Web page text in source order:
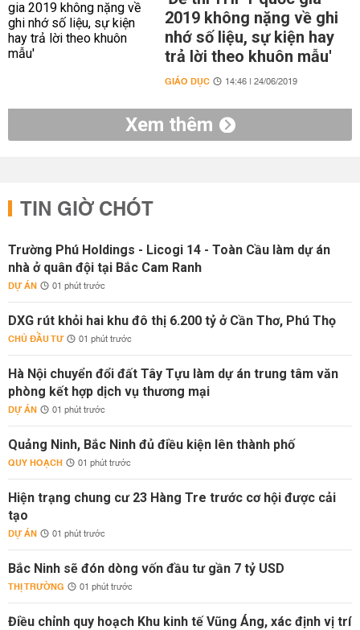
2019 không nặng về ghi
nhớ số liệu, sự kiện hay
trả lời theo khuôn mẫu'
GIÁO DỤC 14:46 | 24/06/2019
Xem thêm
TIN GIỜ CHÓT
Trường Phú Holdings - Licogi 14 - Toàn Cầu làm dự án
nhà ở quân đội tại Bắc Cam Ranh
DỰ ÁN 01 phút trước
DXG rút khỏi hai khu đô thị 6.200 tỷ ở Cần Thơ, Phú Thọ
CHỦ ĐẦU TƯ 01 phút trước
Hà Nội chuyển đổi đất Tây Tựu làm dự án trung tâm văn
phòng kết hợp dịch vụ thương mại
DỰ ÁN 01 phút trước
Quảng Ninh, Bắc Ninh đủ điều kiện lên thành phố
QUY HOẠCH 01 phút trước
Hiện trạng chung cư 23 Hàng Tre trước cơ hội được cải
tạo
DỰ ÁN 01 phút trước
Bắc Ninh sẽ đón dòng vốn đầu tư gần 7 tỷ USD
THỊ TRƯỜNG 01 phút trước
Điều chỉnh quy hoạch Khu kinh tế Vũng Áng, xác định vị trí